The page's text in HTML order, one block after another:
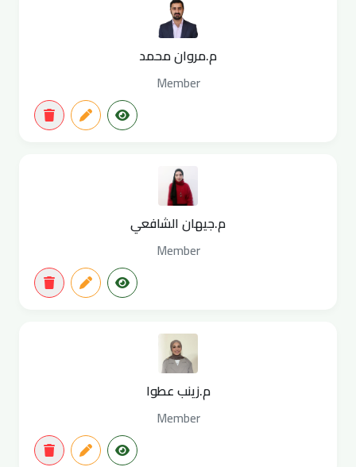
م.مروان محمد
Member
م.جيهان الشافعي
Member
م.زينب عطوا
Member